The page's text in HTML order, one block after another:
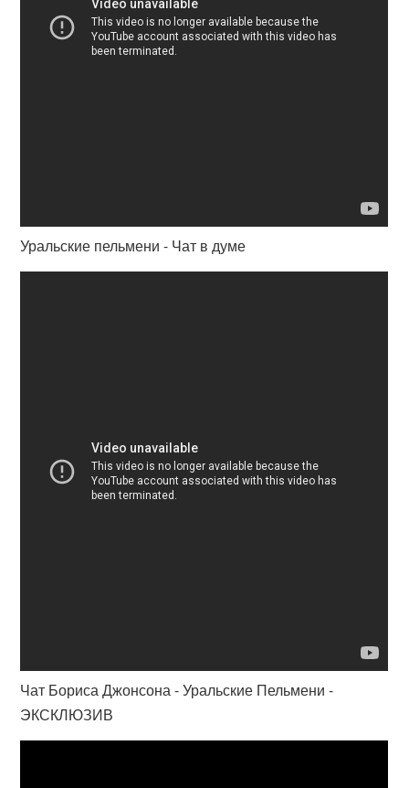
Уральские пельмени - Чат в думе
Чат Бориса Джонсона - Уральские Пельмени -
ЭКСКЛЮЗИВ